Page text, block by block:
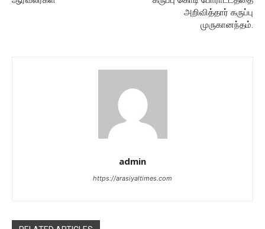
அறிவித்தார் கருப்பு
முருகானந்தம்.
admin
https://arasiyaltimes.com